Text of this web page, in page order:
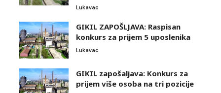
Lukavac
GIKIL ZAPOŠLJAVA: Raspisan
konkurs za prijem 5 uposlenika
Lukavac
GIKIL zapošaljava: Konkurs za
prijem više osoba na tri pozicije